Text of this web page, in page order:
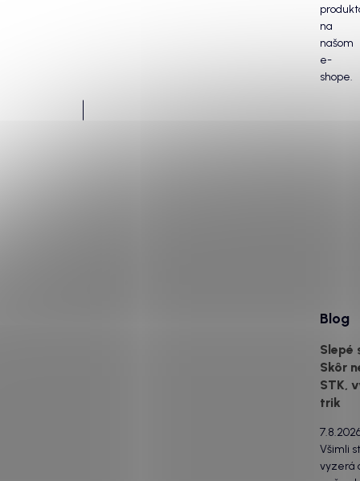
na
našom
e-
shope.
Blog
Slepé
Skôr
STK,
trik
Všimli
vyzerá